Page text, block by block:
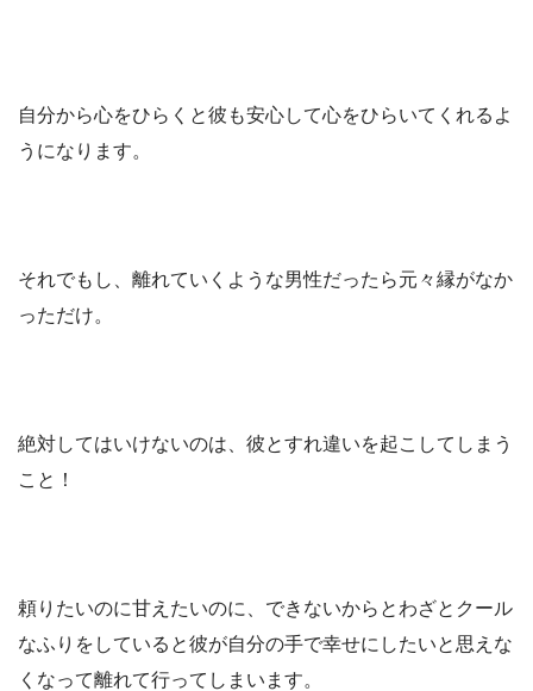
自分から心をひらくと彼も安心して心をひらいてくれるよ
うになります。
それでもし、離れていくような男性だったら元々縁がなか
っただけ。
絶対してはいけないのは、彼とすれ違いを起こしてしまう
こと！
頼りたいのに甘えたいのに、できないからとわざとクール
なふりをしていると彼が自分の手で幸せにしたいと思えな
くなって離れて行ってしまいます。